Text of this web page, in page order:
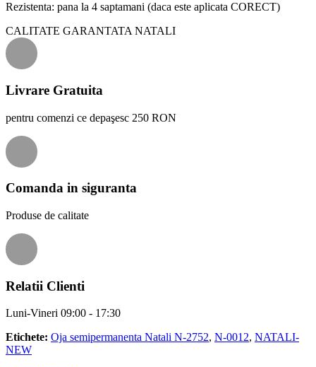
Rezistenta: pana la 4 saptamani (daca este aplicata CORECT)
CALITATE GARANTATA NATALI
Livrare Gratuita
pentru comenzi ce depaşesc 250 RON
Comanda in siguranta
Produse de calitate
Relatii Clienti
Luni-Vineri 09:00 - 17:30
Etichete: Oja semipermanenta Natali N-2752, N-0012, NATALI-
NEW